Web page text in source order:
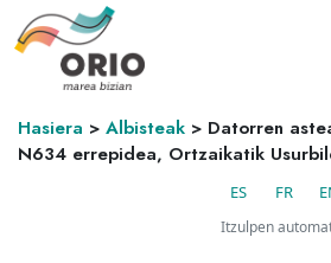
Hasiera > Albisteak > Datorren
N634 errepidea, Ortzaikatik
ES FR
Itzulpen